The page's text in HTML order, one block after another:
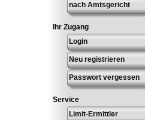
nach Amtsgericht
Ihr Zugang
Login
Neu registrieren
Passwort vergessen
Service
Limit-Ermittler